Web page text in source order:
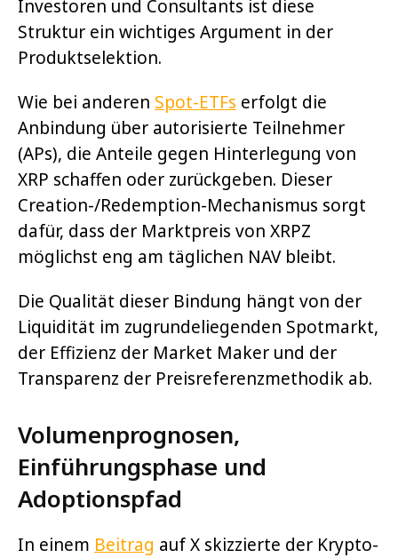
Investoren und Consultants ist diese
Struktur ein wichtiges Argument in der
Produktselektion.
Wie bei anderen Spot-ETFs erfolgt die
Anbindung über autorisierte Teilnehmer
(APs), die Anteile gegen Hinterlegung von
XRP schaffen oder zurückgeben. Dieser
Creation-/Redemption-Mechanismus sorgt
dafür, dass der Marktpreis von XRPZ
möglichst eng am täglichen NAV bleibt.
Die Qualität dieser Bindung hängt von der
Liquidität im zugrundeliegenden Spotmarkt,
der Effizienz der Market Maker und der
Transparenz der Preisreferenzmethodik ab.
Volumenprognosen,
Einführungsphase und
Adoptionspfad
In einem Beitrag auf X skizzierte der Krypto-